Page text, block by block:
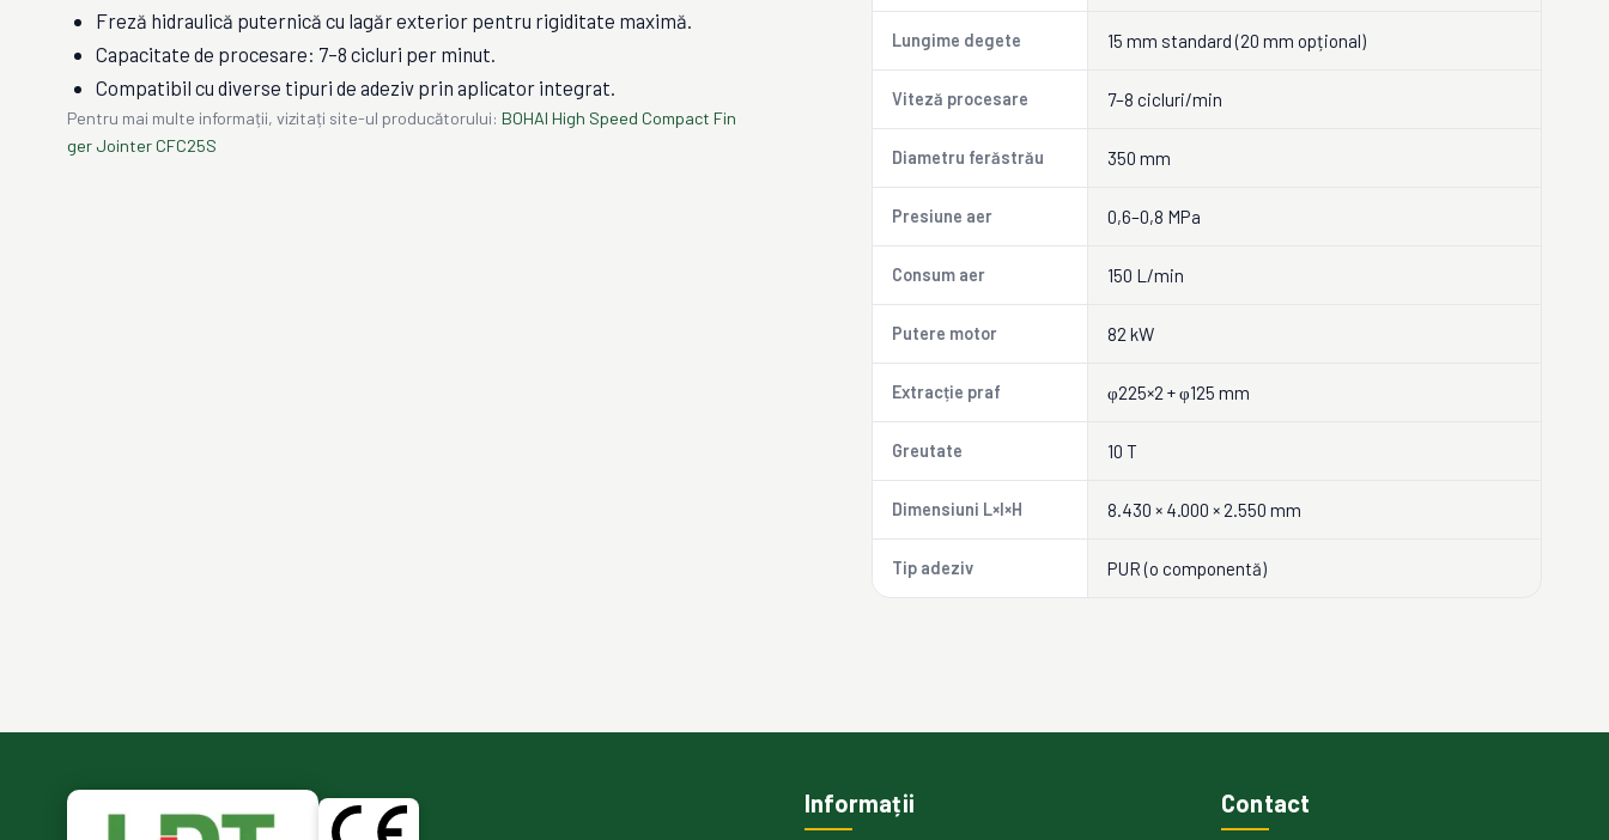
Freză hidraulică puternică cu lagăr exterior pentru rigiditate maximă.
Capacitate de procesare: 7–8 cicluri per minut.
Compatibil cu diverse tipuri de adeziv prin aplicator integrat.
Pentru mai multe informații, vizitați site-ul producătorului: BOHAI High Speed Compact Fin
ger Jointer CFC25S
Lungime degete 15 mm standard (20 mm opțional)
Viteză procesare 7–8 cicluri/min
Diametru ferăstrău 350 mm
Presiune aer 0,6–0,8 MPa
Consum aer 150 L/min
Putere motor 82 kW
Extracție praf φ225×2 + φ125 mm
Greutate 10 T
Dimensiuni L×l×H 8.430 × 4.000 × 2.550 mm
Tip adeziv PUR (o componentă)
Informații Contact